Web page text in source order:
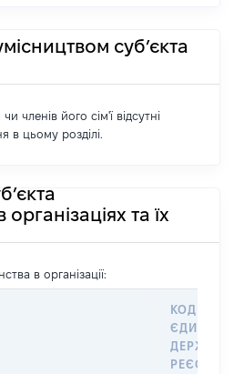
суб’єкта
членів його сім'ї відсутні
в цьому розділі.
та їх
в організації:
КОД В
РЕЄСТРІ